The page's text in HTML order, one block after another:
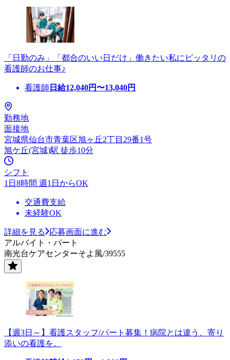
「日勤のみ」「都合のいい日だけ」働きたい私にピッタリの
看護師のお仕事♪
看護師 日給12,040円〜13,040円
勤務地
面接地
宮城県仙台市青葉区旭ヶ丘2丁目29番1号
旭ケ丘(宮城)駅 徒歩10分
シフト
1日8時間 週1日からOK
交通費支給
未経験OK
詳細を見る
応募画面に進む
アルバイト・パート
南光台ケアセンターそよ風/39555
【週3日～】看護スタッフ/パート募集！病院とは違う、寄り
添いの看護を。